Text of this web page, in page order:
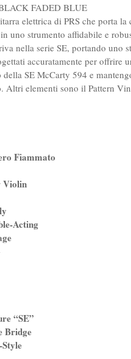
FADED BLUE
elettrica di PRS che porta
uno strumento affidabile e
nella serie SE, portando uno
accuratamente per
SE McCarty 594 e
elementi sono il Pattern
Fiammato
Violin
Acting
“SE”
Bridge